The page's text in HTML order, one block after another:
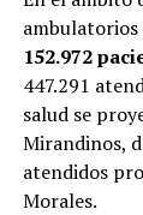
152.972
447.291
salud se
Mirandinos,
atendidos
Morales.